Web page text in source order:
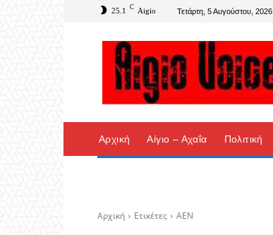
25.1 C Aigio Τετάρτη, 5 Αυγούστου, 2026
Αρχική Αίγιο – Αχαΐα Πολιτική
Αρχική Ετικέτες ΑΕΝ